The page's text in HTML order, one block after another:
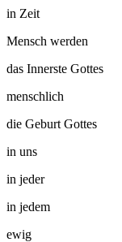
in Zeit
Mensch werden
das Innerste Gottes
menschlich
die Geburt Gottes
in uns
in jeder
in jedem
ewig